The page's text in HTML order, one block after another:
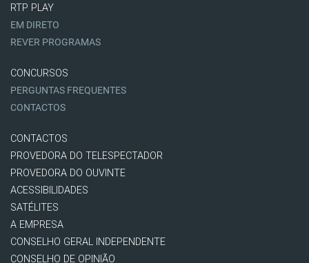
RTP PLAY
EM DIRETO
REVER PROGRAMAS
CONCURSOS
PERGUNTAS FREQUENTES
CONTACTOS
CONTACTOS
PROVEDORA DO TELESPECTADOR
PROVEDORA DO OUVINTE
ACESSIBILIDADES
SATÉLITES
A EMPRESA
CONSELHO GERAL INDEPENDENTE
CONSELHO DE OPINIÃO